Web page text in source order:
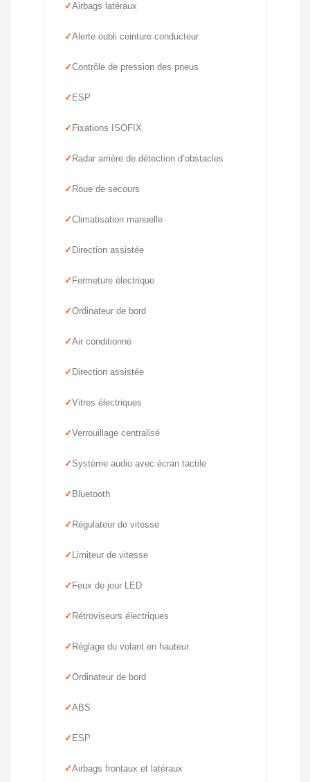
Airbags latéraux
Alerte oubli ceinture conducteur
Contrôle de pression des pneus
ESP
Fixations ISOFIX
Radar arrière de détection d’obstacles
Roue de secours
Climatisation manuelle
Direction assistée
Fermeture électrique
Ordinateur de bord
Air conditionné
Direction assistée
Vitres électriques
Verrouillage centralisé
Système audio avec écran tactile
Bluetooth
Régulateur de vitesse
Limiteur de vitesse
Feux de jour LED
Rétroviseurs électriques
Réglage du volant en hauteur
Ordinateur de bord
ABS
ESP
Airbags frontaux et latéraux